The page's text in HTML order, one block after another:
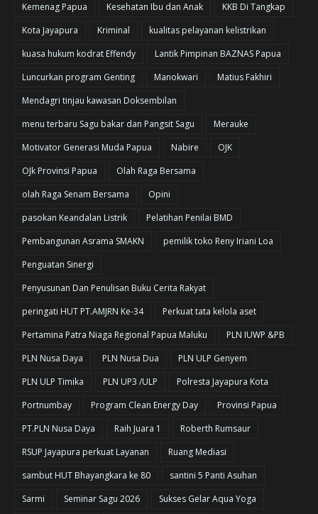
Kemenag Papua
Kesehatan Ibu dan Anak
KKB Di Tangkap
Kota Jayapura
Kriminal
kualitas pelayanan kelistrikan
kuasa hukum kodrat Effendy
Lantik Pimpinan BAZNAS Papua
Luncurkan program Genting
Manokwari
Matius Fakhiri
Mendagri tinjau kawasan Doksembilan
menu terbaru Sagu bakar dan Pangsit Sagu
Merauke
Motivator Generasi Muda Papua
Nabire
OJK
OJk Provinsi Papua
Olah Raga Bersama
olah Raga Senam Bersama
Opini
pasokan Keandalan Listrik
Pelatihan Penilai BMD
Pembangunan Asrama SMAKN
pemilik toko Reny Iriani Loa
Penguatan Sinergi
Penyusunan Dan Penulisan Buku Cerita Rakyat
peringati HUT PT.AMJRN Ke-34
Perkuat tata kelola aset
Pertamina Patra Niaga Regional Papua Maluku
PLN IUWP &PB
PLN Nusa Daya
PLN Nusa Dua
PLN ULP Genyem
PLN ULP Timika
PLN UP3 /ULP
Polresta Jayapura Kota
Portnumbay
Program Clean Energy Day
Provinsi Papua
PT.PLN Nusa Daya
Raih Juara 1
Roberth Rumsaur
RSUP Jayapura perkuat Layanan
Ruang Mediasi
sambut HUT Bhayangkara ke 80
santini 5 Panti Asuhan
Sarmi
Seminar Sagu 2026
Sukses Gelar Aqua Yoga